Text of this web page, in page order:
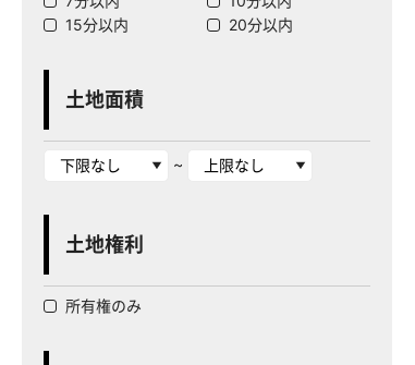
15分以内
20分以内
土地面積
~
土地権利
所有権のみ